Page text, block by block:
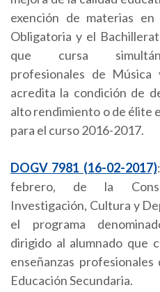
exención de materias en
Obligatoria y el
que cursa
profesionales de
acredita la condición de
alto rendimiento o de élite
para el curso 2016-2017.
DOGV 7981 (16-02-2017)
febrero, de la
Investigación, Cultura y
el programa
dirigido al alumnado que
enseñanzas
Educación Secundaria.